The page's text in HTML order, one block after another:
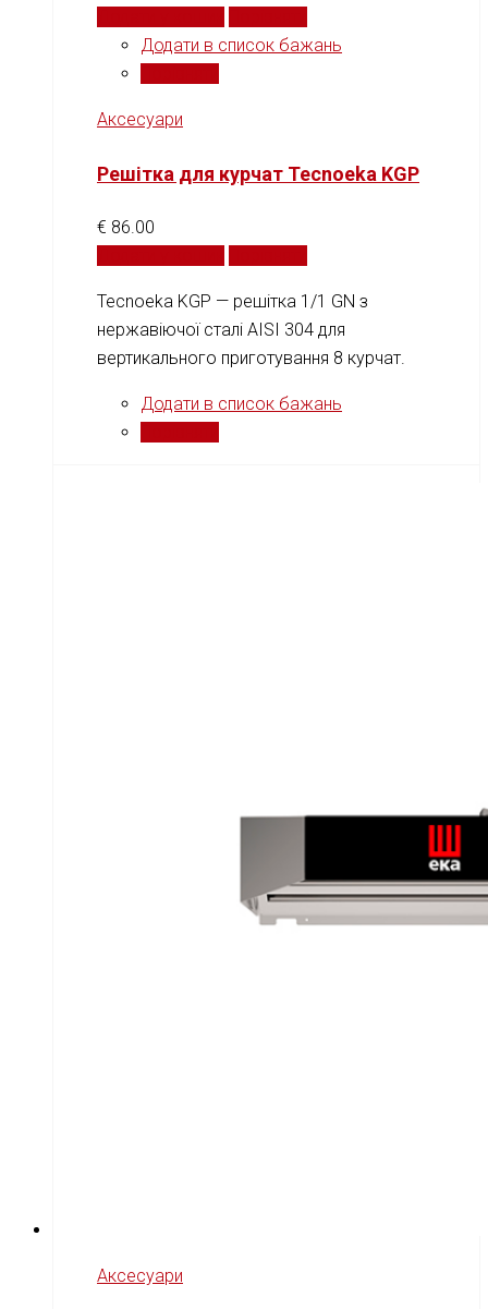
Додати в список бажань
Аксесуари
Решітка для курчат Tecnoeka KGP
€ 86.00
Tecnoeka KGP — решітка 1/1 GN з
нержавіючої сталі AISI 304 для
вертикального приготування 8 курчат.
Додати в список бажань
Аксесуари